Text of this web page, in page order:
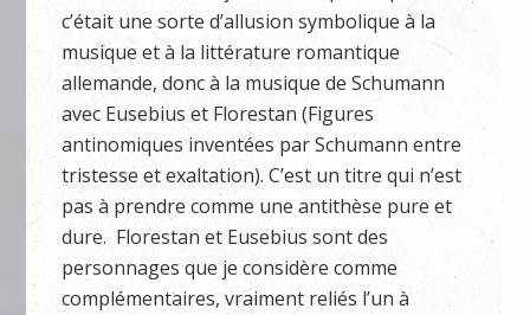
c’était une sorte d’allusion symbolique à la
musique et à la littérature romantique
allemande, donc à la musique de Schumann
avec Eusebius et Florestan (Figures
antinomiques inventées par Schumann entre
tristesse et exaltation). C’est un titre qui n’est
pas à prendre comme une antithèse pure et
dure. Florestan et Eusebius sont des
personnages que je considère comme
complémentaires, vraiment reliés l’un à